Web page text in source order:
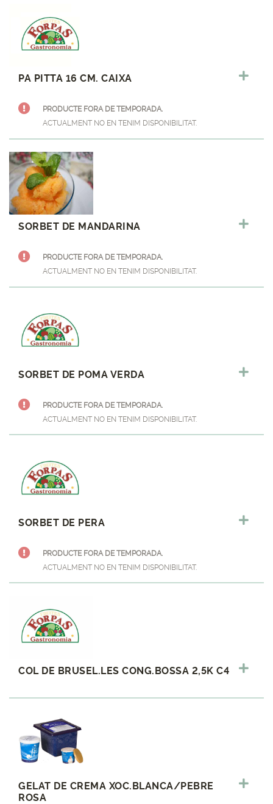
PA PITTA 16 CM. CAIXA
PRODUCTE FORA DE TEMPORADA.
ACTUALMENT NO EN TENIM DISPONIBILITAT.
SORBET DE MANDARINA
PRODUCTE FORA DE TEMPORADA.
ACTUALMENT NO EN TENIM DISPONIBILITAT.
SORBET DE POMA VERDA
PRODUCTE FORA DE TEMPORADA.
ACTUALMENT NO EN TENIM DISPONIBILITAT.
SORBET DE PERA
PRODUCTE FORA DE TEMPORADA.
ACTUALMENT NO EN TENIM DISPONIBILITAT.
COL DE BRUSEL.LES CONG.BOSSA 2,5K C4
GELAT DE CREMA XOC.BLANCA/PEBRE
ROSA